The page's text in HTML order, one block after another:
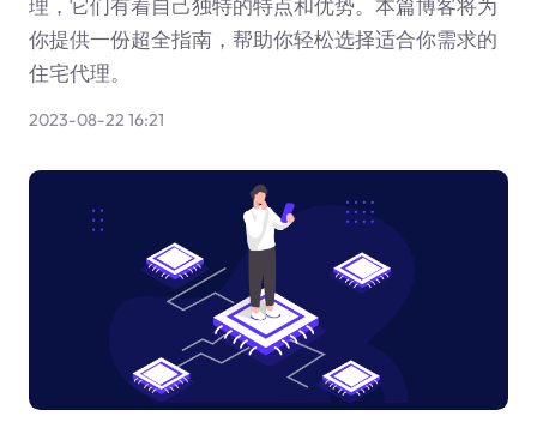
理，它们有着自己独特的特点和优势。本篇博客将为
你提供一份超全指南，帮助你轻松选择适合你需求的
住宅代理。
2023-08-22 16:21